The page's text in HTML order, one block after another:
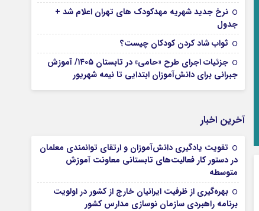
نرخ جدید شهریه مهدکودک های تهران اعلام شد +
جدول
ثواب شاد کردن کودکان چیست؟
جزئیات اجرای طرح «حامی» در تابستان ۱۴۰۵/ آموزش
جبرانی برای دانش‌آموزان ابتدایی تا نیمه شهریور
آخرین اخبار
تقویت یادگیری دانش‌آموزان و ارتقای توانمندی معلمان
در دستور کار فعالیت‌های تابستانی معاونت آموزش
متوسطه
بهره‌گیری از ظرفیت ایرانیان خارج از کشور در اولویت
برنامه راهبردی سازمان نوسازی مدارس کشور